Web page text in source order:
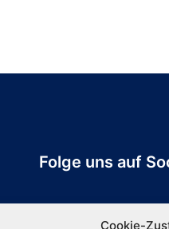
Cookie-
Folge uns auf